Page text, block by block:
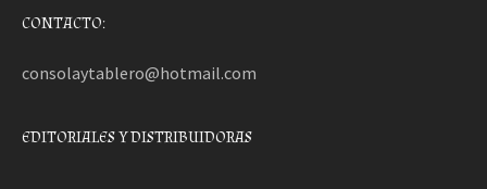
CONTACTO:
consolaytablero@hotmail.com
EDITORIALES Y DISTRIBUIDORAS